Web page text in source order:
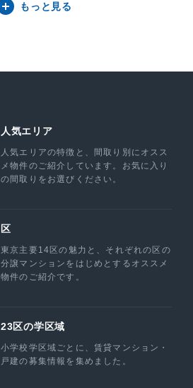
もっと見る
人気エリア
人気エリアの特徴と、間取り別にオスス
メ物件のご紹介しています。お気に入り
の間取りをお選びください。
区
東京主要14区の魅力と、それぞれの区の
分譲マンションをはじめとするオススメ
物件のご紹介です。
23区の学区域
小学校学区域ごとに、賃貸マンション・
戸建の募集情報を集めました。